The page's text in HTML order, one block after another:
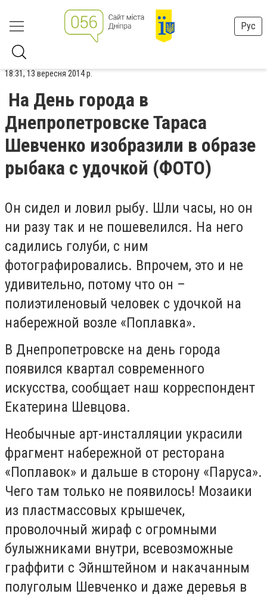
Рус
18:31, 13 вересня 2014 р.
На День города в
Днепропетровске Тараса
Шевченко изобразили в образе
рыбака с удочкой (ФОТО)
Он сидел и ловил рыбу. Шли часы, но он
ни разу так и не пошевелился. На него
садились голуби, с ним
фотографировались. Впрочем, это и не
удивительно, потому что он –
полиэтиленовый человек с удочкой на
набережной возле «Поплавка».
В Днепропетровске на день города
появился квартал современного
искусства, сообщает наш корреспондент
Екатерина Шевцова.
Необычные арт-инсталляции украсили
фрагмент набережной от ресторана
«Поплавок» и дальше в сторону «Паруса».
Чего там только не появилось! Мозаики
из пластмассовых крышечек,
проволочный жираф с огромными
булыжниками внутри, всевозможные
граффити с Эйнштейном и накачанным
полуголым Шевченко и даже деревья в